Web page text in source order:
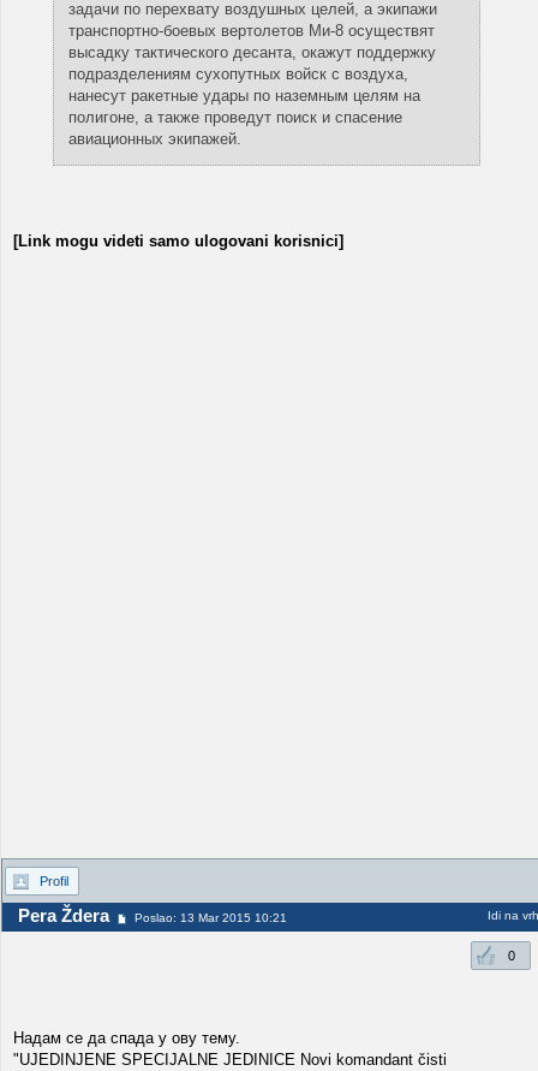
задачи по перехвату воздушных целей, а экипажи
транспортно-боевых вертолетов Ми-8 осуществят
высадку тактического десанта, окажут поддержку
подразделениям сухопутных войск с воздуха,
нанесут ракетные удары по наземным целям на
полигоне, а также проведут поиск и спасение
авиационных экипажей.
[Link mogu videti samo ulogovani korisnici]
Profil
Pera Ždera Poslao: 13 Mar 2015 10:21 Idi na vrh
0
Надам се да спада у ову тему.
"UJEDINJENE SPECIJALNE JEDINICE Novi komandant čisti